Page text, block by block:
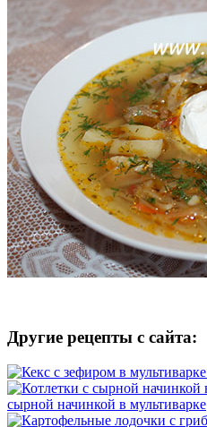
Другие рецепты с сайта:
сырной начинкой в мультиварке